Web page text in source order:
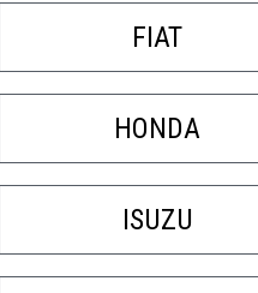
FIAT
HONDA
ISUZU